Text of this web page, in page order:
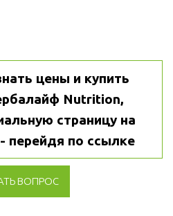
цены и купить
Nutrition,
перейдя по ссылке
ВОПРОС